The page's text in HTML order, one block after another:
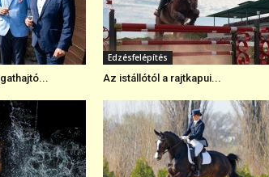
Edzésfelépítés
Az istállótól a rajtkapui...